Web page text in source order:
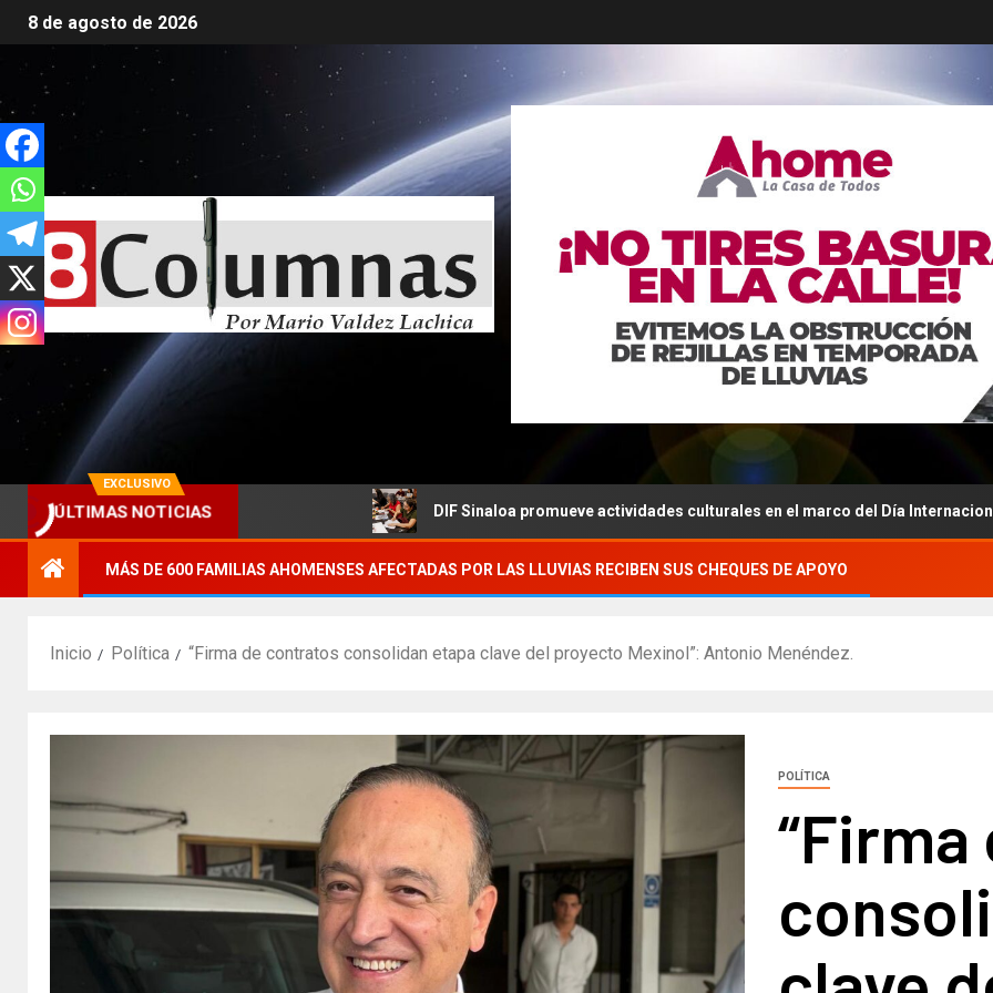
8 de agosto de 2026
EXCLUSIVO
ÚLTIMAS NOTICIAS DIF Sinaloa promueve actividades culturales en el marco del Día Internacional de los
MÁS DE 600 FAMILIAS AHOMENSES AFECTADAS POR LAS LLUVIAS RECIBEN SUS CHEQUES DE APOYO
Inicio Política “Firma de contratos consolidan etapa clave del proyecto Mexinol”: Antonio Menéndez.
POLÍTICA